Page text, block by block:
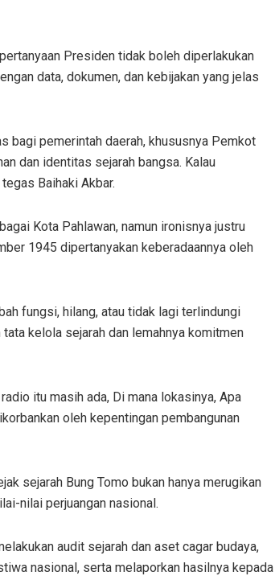
Presiden tidak boleh diperlakukan
data, dokumen, dan kebijakan yang jelas
bagi pemerintah daerah, khususnya Pemkot
dan identitas sejarah bangsa. Kalau
Baihaki Akbar.
Kota Pahlawan, namun ironisnya justru
1945 dipertanyakan keberadaannya oleh
fungsi, hilang, atau tidak lagi terlindungi
kelola sejarah dan lemahnya komitmen
itu masih ada, Di mana lokasinya, Apa
oleh kepentingan pembangunan
sejarah Bung Tomo bukan hanya merugikan
nilai perjuangan nasional.
audit sejarah dan aset cagar budaya,
nasional, serta melaporkan hasilnya kepada